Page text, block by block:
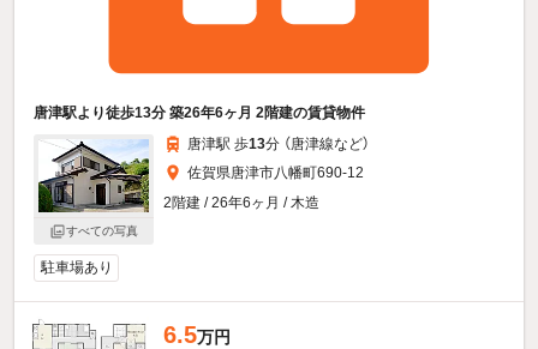
唐津駅より徒歩13分 築26年6ヶ月 2階建の賃貸物件
すべての写真
唐津駅 歩13分 （唐津線など）
佐賀県唐津市八幡町690-12
2階建 / 26年6ヶ月 / 木造
駐車場あり
6.5万円